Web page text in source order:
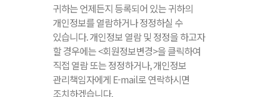
귀하는 언제든지 등록되어 있는 귀하의
개인정보를 열람하거나 정정하실 수
있습니다. 개인정보 열람 및 정정을 하고자
할 경우에는 <회원정보변경>을 클릭하여
직접 열람 또는 정정하거나, 개인정보
관리책임자에게 E-mail로 연락하시면
조치하겠습니다.